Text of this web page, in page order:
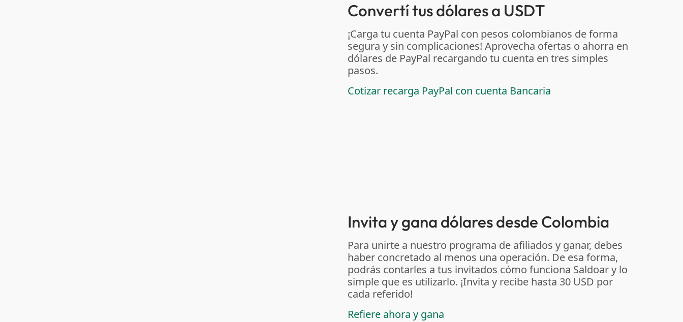
Convertí tus dólares a USDT
¡Carga tu cuenta PayPal con pesos colombianos de forma
segura y sin complicaciones! Aprovecha ofertas o ahorra en
dólares de PayPal recargando tu cuenta en tres simples
pasos.
Cotizar recarga PayPal con cuenta Bancaria
Invita y gana dólares desde Colombia
Para unirte a nuestro programa de afiliados y ganar, debes
haber concretado al menos una operación. De esa forma,
podrás contarles a tus invitados cómo funciona Saldoar y lo
simple que es utilizarlo. ¡Invita y recibe hasta 30 USD por
cada referido!
Refiere ahora y gana